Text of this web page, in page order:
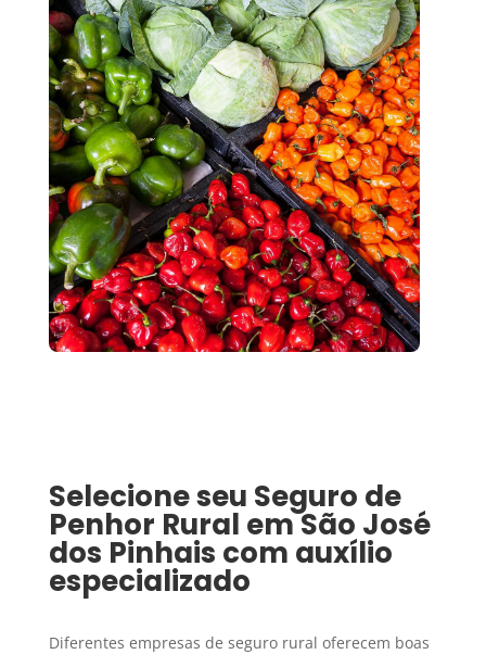
Selecione seu Seguro de
Penhor Rural emSão José
dos Pinhais com auxílio
especializado
Diferentes empresas de seguro rural oferecem boas